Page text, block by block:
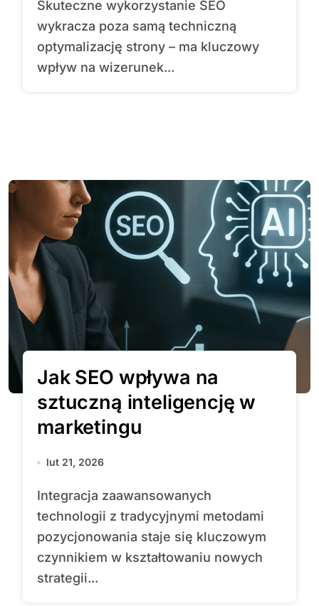
Skuteczne wykorzystanie SEO
wykracza poza samą techniczną
optymalizację strony – ma kluczowy
wpływ na wizerunek...
Jak SEO wpływa na
sztuczną inteligencję w
marketingu
lut 21, 2026
Integracja zaawansowanych
technologii z tradycyjnymi metodami
pozycjonowania staje się kluczowym
czynnikiem w kształtowaniu nowych
strategii...